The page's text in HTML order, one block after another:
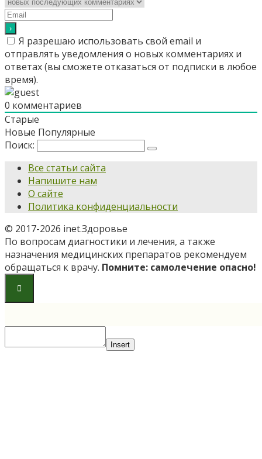
Я разрешаю использовать свой email и
отправлять уведомления о новых комментариях и
ответах (вы cможете отказаться от подписки в любое
время).
0 комментариев
Старые
Новые Популярные
Поиск:
Все статьи сайта
Напишите нам
О сайте
Политика конфиденциальности
© 2017-2026 inet.Здоровье
По вопросам диагностики и лечения, а также
назначения медицинских препаратов рекомендуем
обращаться к врачу. Помните: самолечение опасно!
Insert